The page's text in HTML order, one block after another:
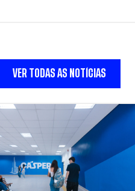
VER TODAS AS NOTÍCIAS